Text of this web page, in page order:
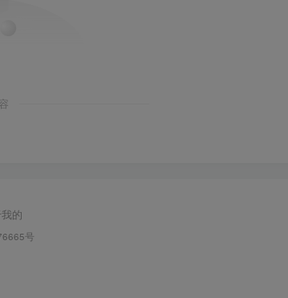
的
号